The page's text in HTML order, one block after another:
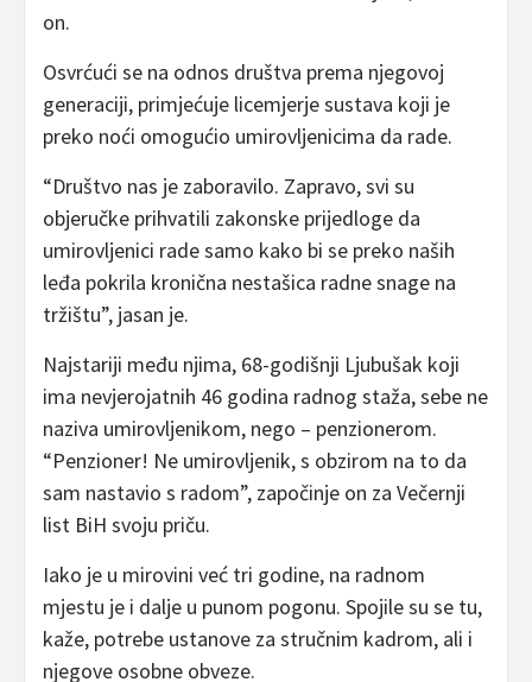
on.
Osvrćući se na odnos društva prema njegovoj
generaciji, primjećuje licemjerje sustava koji je
preko noći omogućio umirovljenicima da rade.
“Društvo nas je zaboravilo. Zapravo, svi su
objeručke prihvatili zakonske prijedloge da
umirovljenici rade samo kako bi se preko naših
leđa pokrila kronična nestašica radne snage na
tržištu”, jasan je.
Najstariji među njima, 68-godišnji Ljubušak koji
ima nevjerojatnih 46 godina radnog staža, sebe ne
naziva umirovljenikom, nego – penzionerom.
“Penzioner! Ne umirovljenik, s obzirom na to da
sam nastavio s radom”, započinje on za Večernji
list BiH svoju priču.
Iako je u mirovini već tri godine, na radnom
mjestu je i dalje u punom pogonu. Spojile su se tu,
kaže, potrebe ustanove za stručnim kadrom, ali i
njegove osobne obveze.